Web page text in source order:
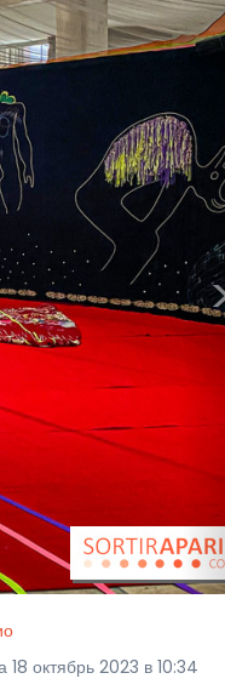
октябрь 2023 в 10:34